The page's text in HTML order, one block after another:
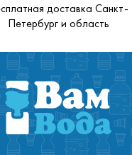
доставка Санкт-
Петербург и область